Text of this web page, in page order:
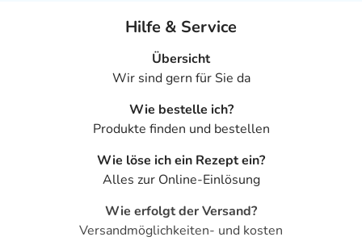
Hilfe & Service
Übersicht
Wir sind gern für Sie da
Wie bestelle ich?
Produkte finden und bestellen
Wie löse ich ein Rezept ein?
Alles zur Online-Einlösung
Wie erfolgt der Versand?
Versandmöglichkeiten- und kosten